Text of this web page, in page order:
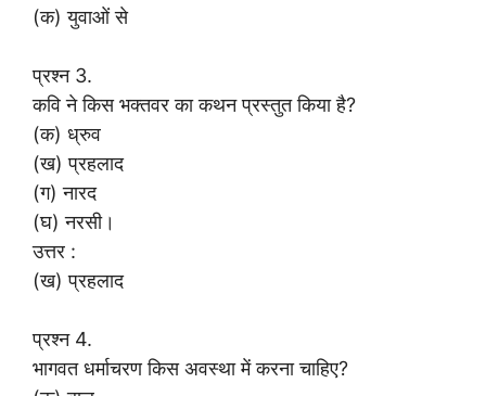
(क) युवाओं से
प्रश्न 3.
कवि ने किस भक्तवर का कथन प्रस्तुत किया है?
(क) ध्रुव
(ख) प्रहलाद
(ग) नारद
(घ) नरसी।
उत्तर :
(ख) प्रहलाद
प्रश्न 4.
भागवत धर्माचरण किस अवस्था में करना चाहिए?